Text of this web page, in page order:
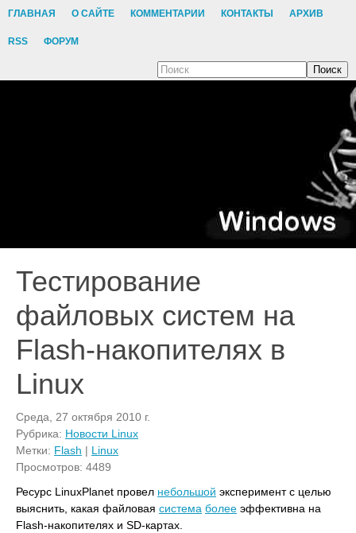
ГЛАВНАЯ О САЙТЕ КОММЕНТАРИИ КОНТАКТЫ АРХИВ
RSS ФОРУМ
Поиск
Тестирование
файловых систем на
Flash-накопителях в
Linux
Среда, 27 октября 2010 г.
Рубрика: Новости Linux
Метки: Flash | Linux
Просмотров: 4489
Ресурс LinuxPlanet провел небольшой эксперимент с целью
выяснить, какая файловая система более эффективна на
Flash-накопителях и SD-картах.